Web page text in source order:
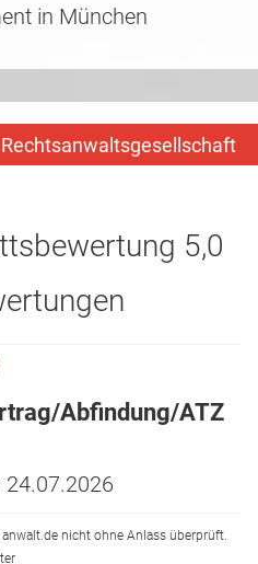
in München
Rechtsanwaltsgesellschaft
5,0
Abfindung/ATZ
nicht ohne Anlass überprüft.